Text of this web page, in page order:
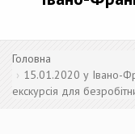
Головна
15.01.2020 у Івано-
екскурсія для